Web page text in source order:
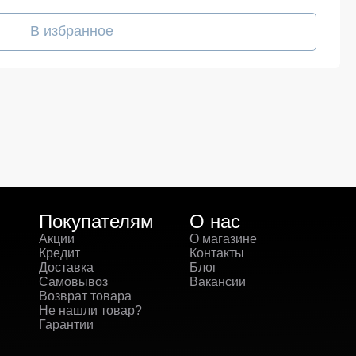
В избранное
Покупателям
Акции
Кредит
Доставка
Самовывоз
Возврат товара
Не нашли товар?
Гарантии
О нас
О магазине
Контакты
Блог
Вакансии